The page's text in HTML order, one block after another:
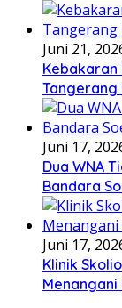
Juni 21,
Kebakaran
Tangerang
Juni 17,
Dua WNA
Bandara
Juni 17,
Klinik